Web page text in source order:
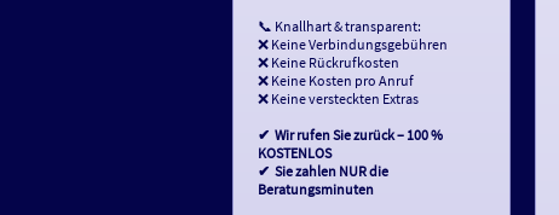
📞 Knallhart & transparent:
❌ Keine Verbindungsgebühren
❌ Keine Rückrufkosten
❌ Keine Kosten pro Anruf
❌ Keine versteckten Extras
✔ ️ Wir rufen Sie zurück – 100 %
KOSTENLOS
✔ ️ Sie zahlen NUR die
Beratungsminuten